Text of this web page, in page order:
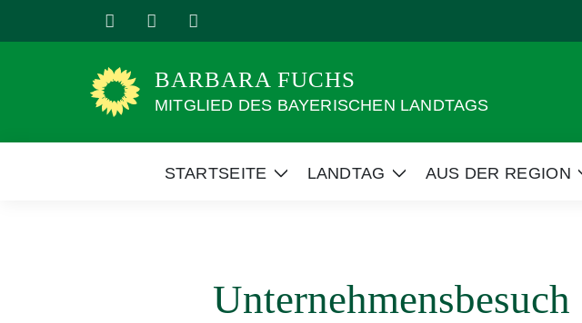
BARBARA FUCHS
MITGLIED DES BAYERISCHEN LANDTAGS
STARTSEITE
Zeige
LANDTAG
Zeige
AUS DER REGION
Unternehmensbesuch